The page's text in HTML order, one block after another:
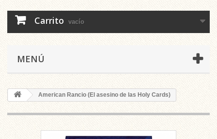
Carrito vacío
MENÚ
American Rancio (El asesino de las Holy Cards)